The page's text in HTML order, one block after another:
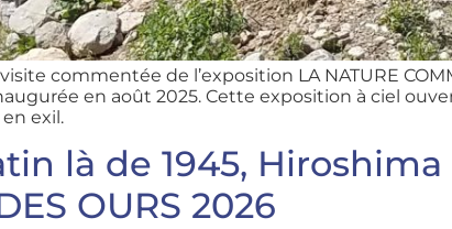
commentée de l’exposition LA NATURE
en août 2025. Cette exposition à ciel
exil.
là de 1945,
OURS 2026